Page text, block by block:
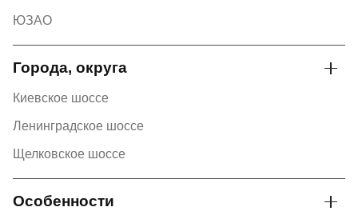
ЮЗАО
Города, округа
Киевское шоссе
Ленинградское шоссе
Щелковское шоссе
Особенности